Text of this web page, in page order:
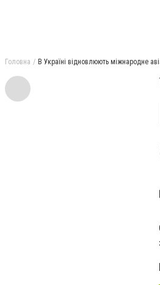
Головна В Україні відновлюють міжнародне